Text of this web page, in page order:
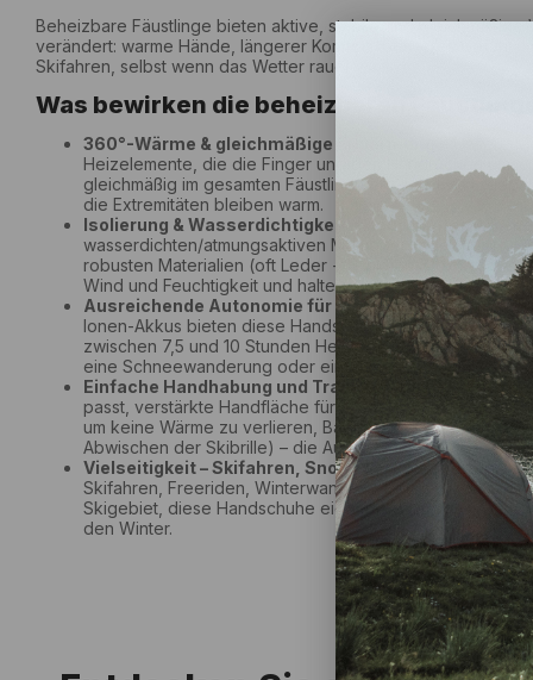
Beheizbare Fäustlinge bieten aktive, stabile und gleichmäßige
verändert: warme Hände, längerer Komfort, besseres Gefühl
Skifahren, selbst wenn das Wetter rauer wird.
Was bewirken die beheizbaren
360°-Wärme & gleichmäßige Erwärmung
Heizelemente, die die Finger und den Handrücken
gleichmäßig im gesamten Fäustling verteilen. Das
die Extremitäten bleiben warm.
Isolierung & Wasserdichtigkeit + dauerhafter
wasserdichten/atmungsaktiven Membran (Index 10K/
robusten Materialien (oft Leder + Funktionsstoff)
Wind und Feuchtigkeit und halten gleichzeitig die Wärme.
Ausreichende Autonomie für einen ganzen Tag
–
Ionen-Akkus bieten diese Handschuhe je nach Modell
zwischen 7,5 und 10 Stunden Heizleistung – mehr als
eine Schneewanderung oder einen langen Ausflug.
Einfache Handhabung und Tragekomfort
– Schmale
passt, verstärkte Handfläche für besseren Halt, Kordel/
um keine Wärme zu verlieren, Batterietasche und
Abwischen der Skibrille) – die Ausrüstung ist auf
Vielseitigkeit – Skifahren, Snowboarden, Winter-
Skifahren, Freeriden, Winterwandern, Bergsteigen oder
Skigebiet, diese Handschuhe eignen sich für viele
den Winter.